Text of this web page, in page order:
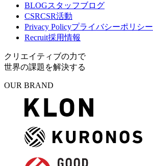
BLOGスタッフブログ
CSRCSR活動
Privacy Policyプライバシーポリシー
Recruit採用情報
クリエイティブの力で
世界の課題を解決する
OUR BRAND